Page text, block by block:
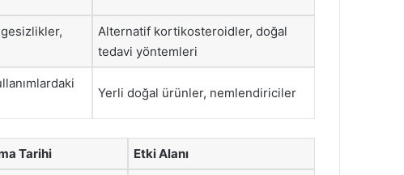
Alternatif kortikosteroidler, doğal
tedavi yöntemleri
Yerli doğal ürünler, nemlendiriciler
Tarihi Etki Alanı